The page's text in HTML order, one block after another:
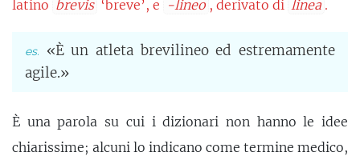
latino brevis ‘breve’, e -lineo , derivato di linea .
«È un atleta brevilineo ed estremamente
agile.»
È una parola su cui i dizionari non hanno le idee
chiarissime; alcuni lo indicano come termine medico,